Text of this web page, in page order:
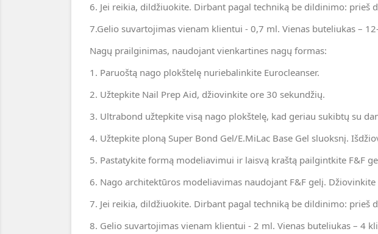
6. Jei reikia, dildžiuokite. Dirbant pagal techniką be dildinimo: prieš
7.Gelio suvartojimas vienam klientui - 0,7 ml. Vienas buteliukas –
Nagų prailginimas, naudojant vienkartines nagų formas:
1. Paruoštą nago plokštelę nuriebalinkite Eurocleanser.
2. Užtepkite Nail Prep Aid, džiovinkite ore 30 sekundžių.
3. Ultrabond užtepkite visą nago plokštelę, kad geriau sukibtų su
4. Užtepkite ploną Super Bond Gel/E.MiLac Base Gel sluoksnį.
5. Pastatykite formą modeliavimui ir laisvą kraštą pailgintkite F&F
6. Nago architektūros modeliavimas naudojant F&F gelį.
7. Jei reikia, dildžiuokite. Dirbant pagal techniką be dildinimo: prieš
8. Gelio suvartojimas vienam klientui - 2 ml. Vienas buteliukas – 4